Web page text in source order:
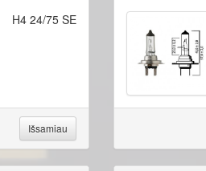
H4 24/75 SE
Išsamiau